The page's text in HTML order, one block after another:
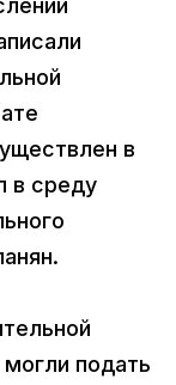
в
в среду
подать